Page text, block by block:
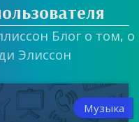
Блог о том, о
Элиссон
Музыка